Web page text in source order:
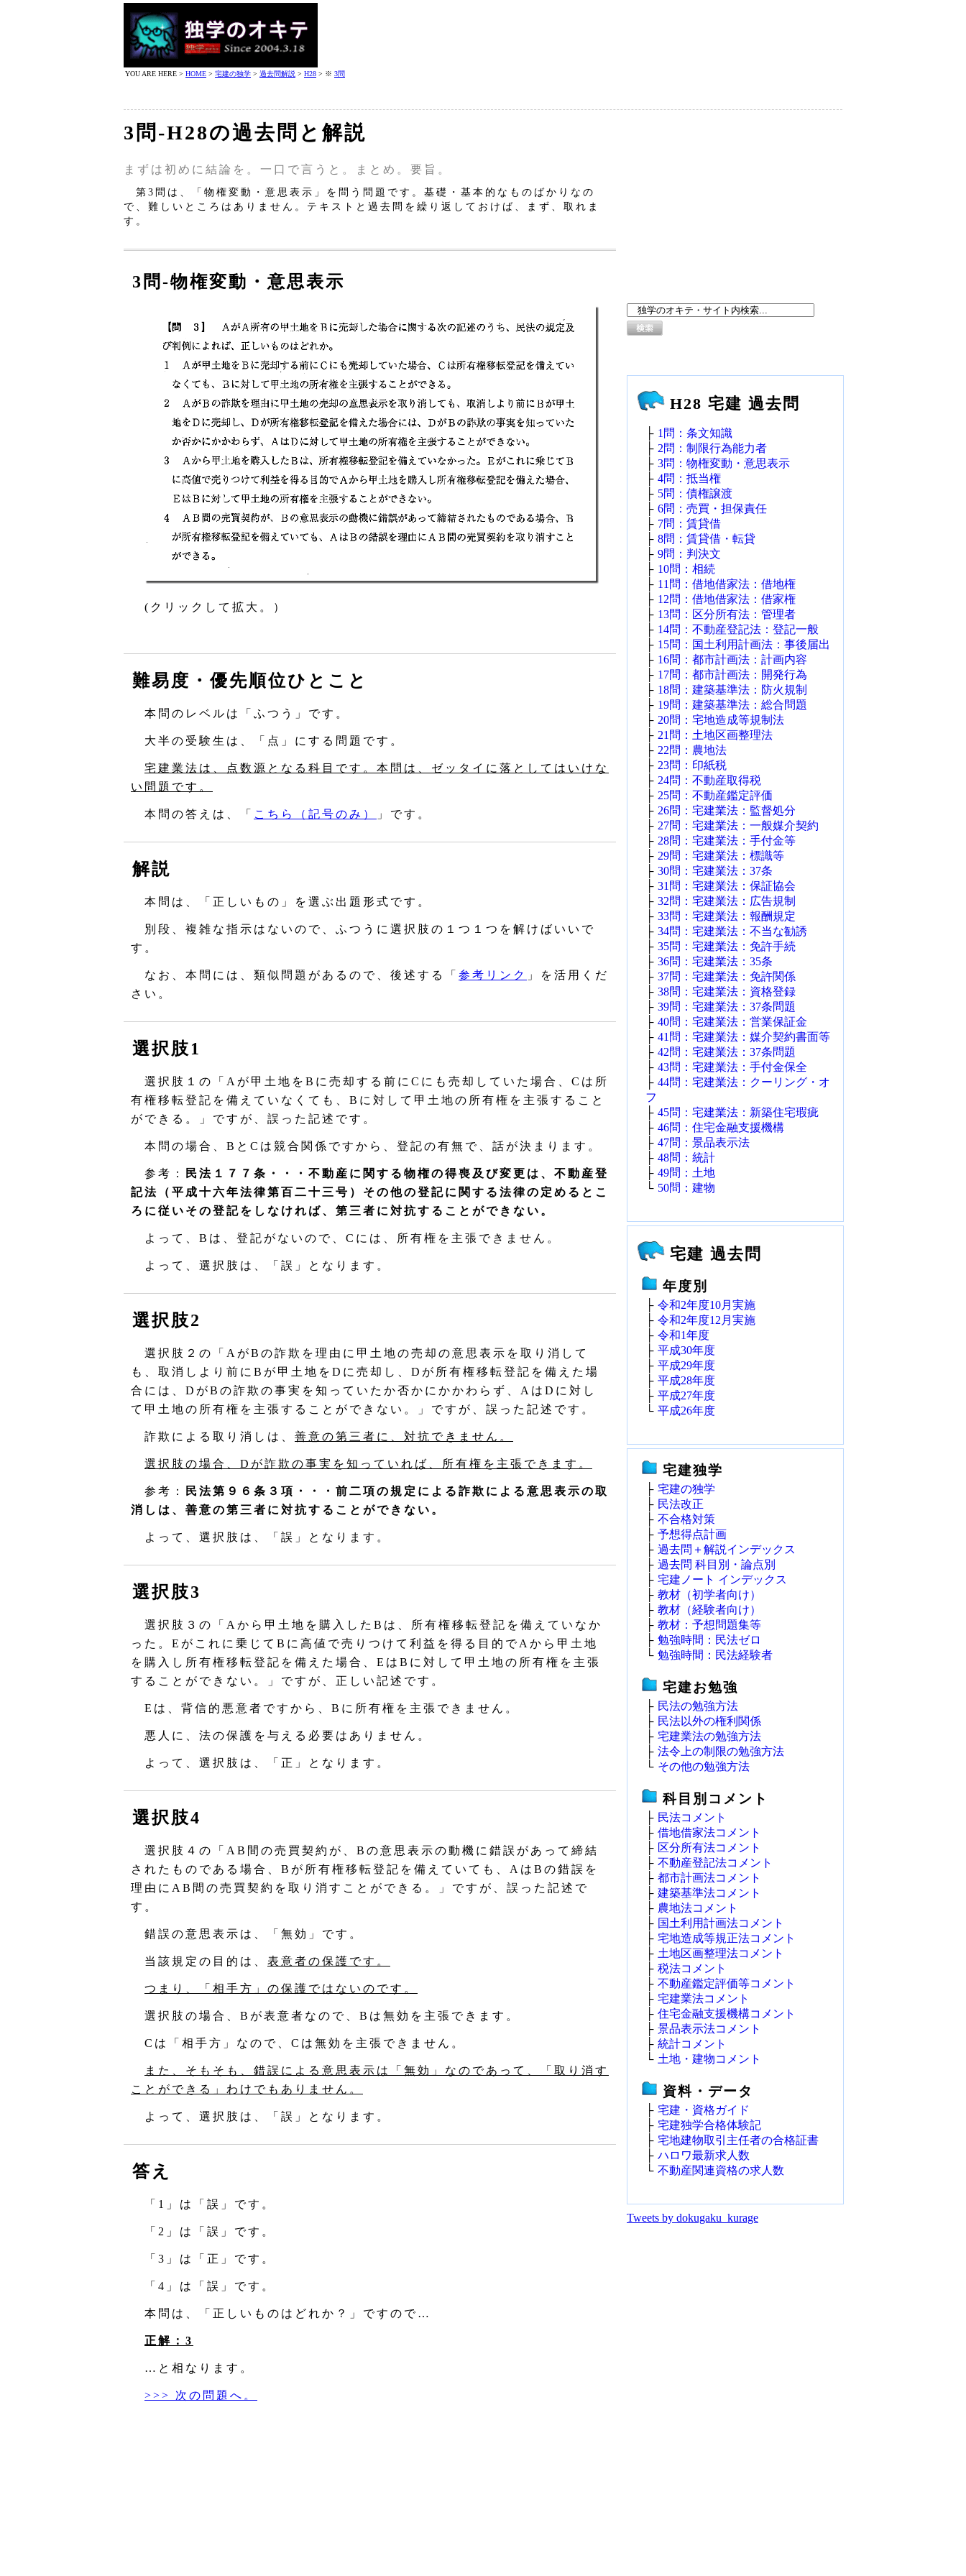
YOU ARE HERE > HOME > 宅建の独学 > 過去問解説 > H28 > ※ 3問
3問‐H28の過去問と解説
まずは初めに結論を。一口で言うと。まとめ。要旨。
第3問は、「物権変動・意思表示」を問う問題です。基礎・基本的なものばかりなの
で、難しいところはありません。テキストと過去問を繰り返しておけば、まず、取れま
す。
3問‐物権変動・意思表示
(クリックして拡大。）
難易度・優先順位ひとこと
本問のレベルは「ふつう」です。
大半の受験生は、「点」にする問題です。
宅建業法は、点数源となる科目です。本問は、ゼッタイに落としてはいけな
い問題です。
本問の答えは、「 こちら（記号のみ） 」です。
解説
本問は、「正しいもの」を選ぶ出題形式です。
別段、複雑な指示はないので、ふつうに選択肢の１つ１つを解けばいいで
す。
なお、本問には、類似問題があるので、後述する「 参考リンク 」を活用くだ
さい。
選択肢1
選択肢１の「Aが甲土地をBに売却する前にCにも売却していた場合、Cは所
有権移転登記を備えていなくても、Bに対して甲土地の所有権を主張すること
ができる。」ですが、誤った記述です。
本問の場合、BとCは競合関係ですから、登記の有無で、話が決まります。
参考：
民法１７７条・・・不動産に関する物権の得喪及び変更は、不動産登
記法（平成十六年法律第百二十三号）その他の登記に関する法律の定めるとこ
ろに従いその登記をしなければ、第三者に対抗することができない。
よって、Bは、登記がないので、Cには、所有権を主張できません。
よって、選択肢は、「誤」となります。
選択肢2
選択肢２の「AがBの詐欺を理由に甲土地の売却の意思表示を取り消して
も、取消しより前にBが甲土地をDに売却し、Dが所有権移転登記を備えた場
合には、DがBの詐欺の事実を知っていたか否かにかかわらず、AはDに対し
て甲土地の所有権を主張することができない。」ですが、誤った記述です。
詐欺による取り消しは、 善意の第三者に、対抗できません。
選択肢の場合、Dが詐欺の事実を知っていれば、所有権を主張できます。
参考：
民法第９６条３項・・・前二項の規定による詐欺による意思表示の取
消しは、善意の第三者に対抗することができない。
よって、選択肢は、「誤」となります。
選択肢3
選択肢３の「Aから甲土地を購入したBは、所有権移転登記を備えていなか
った。Eがこれに乗じてBに高値で売りつけて利益を得る目的でAから甲土地
を購入し所有権移転登記を備えた場合、EはBに対して甲土地の所有権を主張
することができない。」ですが、正しい記述です。
Eは、背信的悪意者ですから、Bに所有権を主張できません。
悪人に、法の保護を与える必要はありません。
よって、選択肢は、「正」となります。
選択肢4
選択肢４の「AB間の売買契約が、Bの意思表示の動機に錯誤があって締結
されたものである場合、Bが所有権移転登記を備えていても、AはBの錯誤を
理由にAB間の売買契約を取り消すことができる。」ですが、誤った記述で
す。
錯誤の意思表示は、「無効」です。
当該規定の目的は、 表意者の保護です。
つまり、「相手方」の保護ではないのです。
選択肢の場合、Bが表意者なので、Bは無効を主張できます。
Cは「相手方」なので、Cは無効を主張できません。
また、そもそも、錯誤による意思表示は「無効」なのであって、「取り消す
ことができる」わけでもありません。
よって、選択肢は、「誤」となります。
答え
「1」は「誤」です。
「2」は「誤」です。
「3」は「正」です。
「4」は「誤」です。
本問は、「正しいものはどれか？」ですので…
正解：3
…と相なります。
>>> 次の問題へ。
H28 宅建 過去問
├ 1問：条文知識
├ 2問：制限行為能力者
├ 3問：物権変動・意思表示
├ 4問：抵当権
├ 5問：債権譲渡
├ 6問：売買・担保責任
├ 7問：賃貸借
├ 8問：賃貸借・転貸
├ 9問：判決文
├ 10問：相続
├ 11問：借地借家法：借地権
├ 12問：借地借家法：借家権
├ 13問：区分所有法：管理者
├ 14問：不動産登記法：登記一般
├ 15問：国土利用計画法：事後届出
├ 16問：都市計画法：計画内容
├ 17問：都市計画法：開発行為
├ 18問：建築基準法：防火規制
├ 19問：建築基準法：総合問題
├ 20問：宅地造成等規制法
├ 21問：土地区画整理法
├ 22問：農地法
├ 23問：印紙税
├ 24問：不動産取得税
├ 25問：不動産鑑定評価
├ 26問：宅建業法：監督処分
├ 27問：宅建業法：一般媒介契約
├ 28問：宅建業法：手付金等
├ 29問：宅建業法：標識等
├ 30問：宅建業法：37条
├ 31問：宅建業法：保証協会
├ 32問：宅建業法：広告規制
├ 33問：宅建業法：報酬規定
├ 34問：宅建業法：不当な勧誘
├ 35問：宅建業法：免許手続
├ 36問：宅建業法：35条
├ 37問：宅建業法：免許関係
├ 38問：宅建業法：資格登録
├ 39問：宅建業法：37条問題
├ 40問：宅建業法：営業保証金
├ 41問：宅建業法：媒介契約書面等
├ 42問：宅建業法：37条問題
├ 43問：宅建業法：手付金保全
├ 44問：宅建業法：クーリング・オ
フ
├ 45問：宅建業法：新築住宅瑕疵
├ 46問：住宅金融支援機構
├ 47問：景品表示法
├ 48問：統計
├ 49問：土地
└ 50問：建物
宅建 過去問
年度別
├ 令和2年度10月実施
├ 令和2年度12月実施
├ 令和1年度
├ 平成30年度
├ 平成29年度
├ 平成28年度
├ 平成27年度
└ 平成26年度
宅建独学
├ 宅建の独学
├ 民法改正
├ 不合格対策
├ 予想得点計画
├ 過去問＋解説インデックス
├ 過去問 科目別・論点別
├ 宅建ノート インデックス
├ 教材（初学者向け）
├ 教材（経験者向け）
├ 教材：予想問題集等
├ 勉強時間：民法ゼロ
└ 勉強時間：民法経験者
宅建お勉強
├ 民法の勉強方法
├ 民法以外の権利関係
├ 宅建業法の勉強方法
├ 法令上の制限の勉強方法
└ その他の勉強方法
科目別コメント
├ 民法コメント
├ 借地借家法コメント
├ 区分所有法コメント
├ 不動産登記法コメント
├ 都市計画法コメント
├ 建築基準法コメント
├ 農地法コメント
├ 国土利用計画法コメント
├ 宅地造成等規正法コメント
├ 土地区画整理法コメント
├ 税法コメント
├ 不動産鑑定評価等コメント
├ 宅建業法コメント
├ 住宅金融支援機構コメント
├ 景品表示法コメント
├ 統計コメント
└ 土地・建物コメント
資料・データ
├ 宅建・資格ガイド
├ 宅建独学合格体験記
├ 宅地建物取引主任者の合格証書
├ ハロワ最新求人数
└ 不動産関連資格の求人数
Tweets by dokugaku_kurage